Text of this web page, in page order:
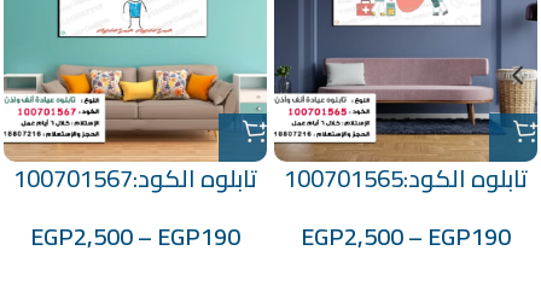
تابلوه الكود:100701565
EGP190
–
EGP2,500
تابلوه الكود:100701567
EGP190
–
EGP2,500